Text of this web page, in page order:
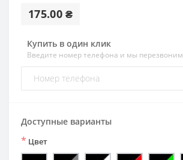
175.00 ₴
Купить в один клик
Введите номер телефона и мы перезвоним
Доступные варианты
* Цвет